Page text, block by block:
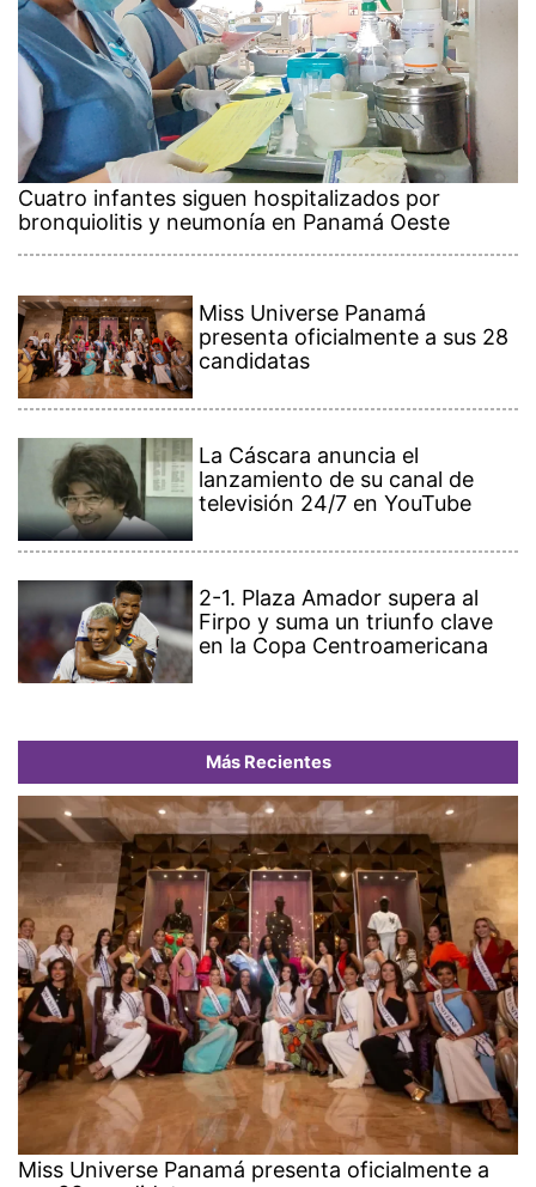
Cuatro infantes siguen hospitalizados por
bronquiolitis y neumonía en Panamá Oeste
Miss Universe Panamá
presenta oficialmente a sus 28
candidatas
La Cáscara anuncia el
lanzamiento de su canal de
televisión 24/7 en YouTube
2-1. Plaza Amador supera al
Firpo y suma un triunfo clave
en la Copa Centroamericana
Más Recientes
Miss Universe Panamá presenta oficialmente a